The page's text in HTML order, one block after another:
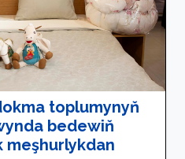
toplumynyň
bedewiň
meşhurlykdan